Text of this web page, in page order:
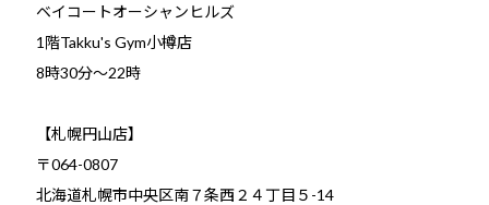
ベイコートオーシャンヒルズ
1階Takku's Gym小樽店
​8時30分～22時
【札幌円山店】
〒064-0807
北海道札幌市中央区南７条西２４丁目５-14